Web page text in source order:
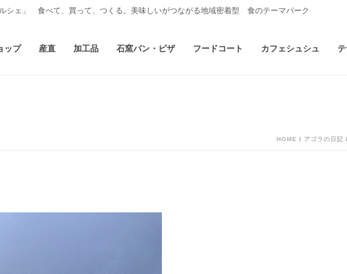
ェ」 食べて、買って、つくる。美味しいがつながる地域密着型 食のテーマパーク
ップ 産直 加工品 石窯パン・ピザ フードコート カフェシュシュ
HOME / アゴラの日記